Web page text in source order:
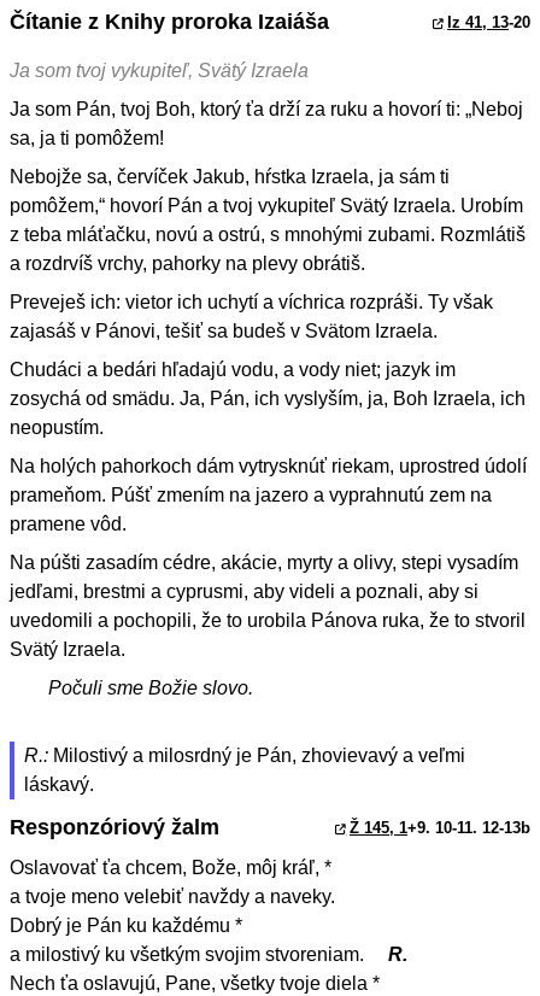
Čítanie z Knihy proroka Izaiáša Iz 41, 13-20
Ja som tvoj vykupiteľ, Svätý Izraela
Ja som Pán, tvoj Boh, ktorý ťa drží za ruku a hovorí ti: „Neboj
sa, ja ti pomôžem!
Nebojže sa, červíček Jakub, hŕstka Izraela, ja sám ti
pomôžem,“ hovorí Pán a tvoj vykupiteľ Svätý Izraela. Urobím
z teba mláťačku, novú a ostrú, s mnohými zubami. Rozmlátiš
a rozdrvíš vrchy, pahorky na plevy obrátiš.
Preveješ ich: vietor ich uchytí a víchrica rozpráši. Ty však
zajasáš v Pánovi, tešiť sa budeš v Svätom Izraela.
Chudáci a bedári hľadajú vodu, a vody niet; jazyk im
zosychá od smädu. Ja, Pán, ich vyslyším, ja, Boh Izraela, ich
neopustím.
Na holých pahorkoch dám vytrysknúť riekam, uprostred údolí
prameňom. Púšť zmením na jazero a vyprahnutú zem na
pramene vôd.
Na púšti zasadím cédre, akácie, myrty a olivy, stepi vysadím
jedľami, brestmi a cyprusmi, aby videli a poznali, aby si
uvedomili a pochopili, že to urobila Pánova ruka, že to stvoril
Svätý Izraela.
Počuli sme Božie slovo.
R.: Milostivý a milosrdný je Pán, zhovievavý a veľmi
láskavý.
Responzóriový žalm Ž 145, 1+9. 10-11. 12-13b
Oslavovať ťa chcem, Bože, môj kráľ, *
a tvoje meno velebiť navždy a naveky.
Dobrý je Pán ku každému *
a milostivý ku všetkým svojim stvoreniam.
R.
Nech ťa oslavujú, Pane, všetky tvoje diela *